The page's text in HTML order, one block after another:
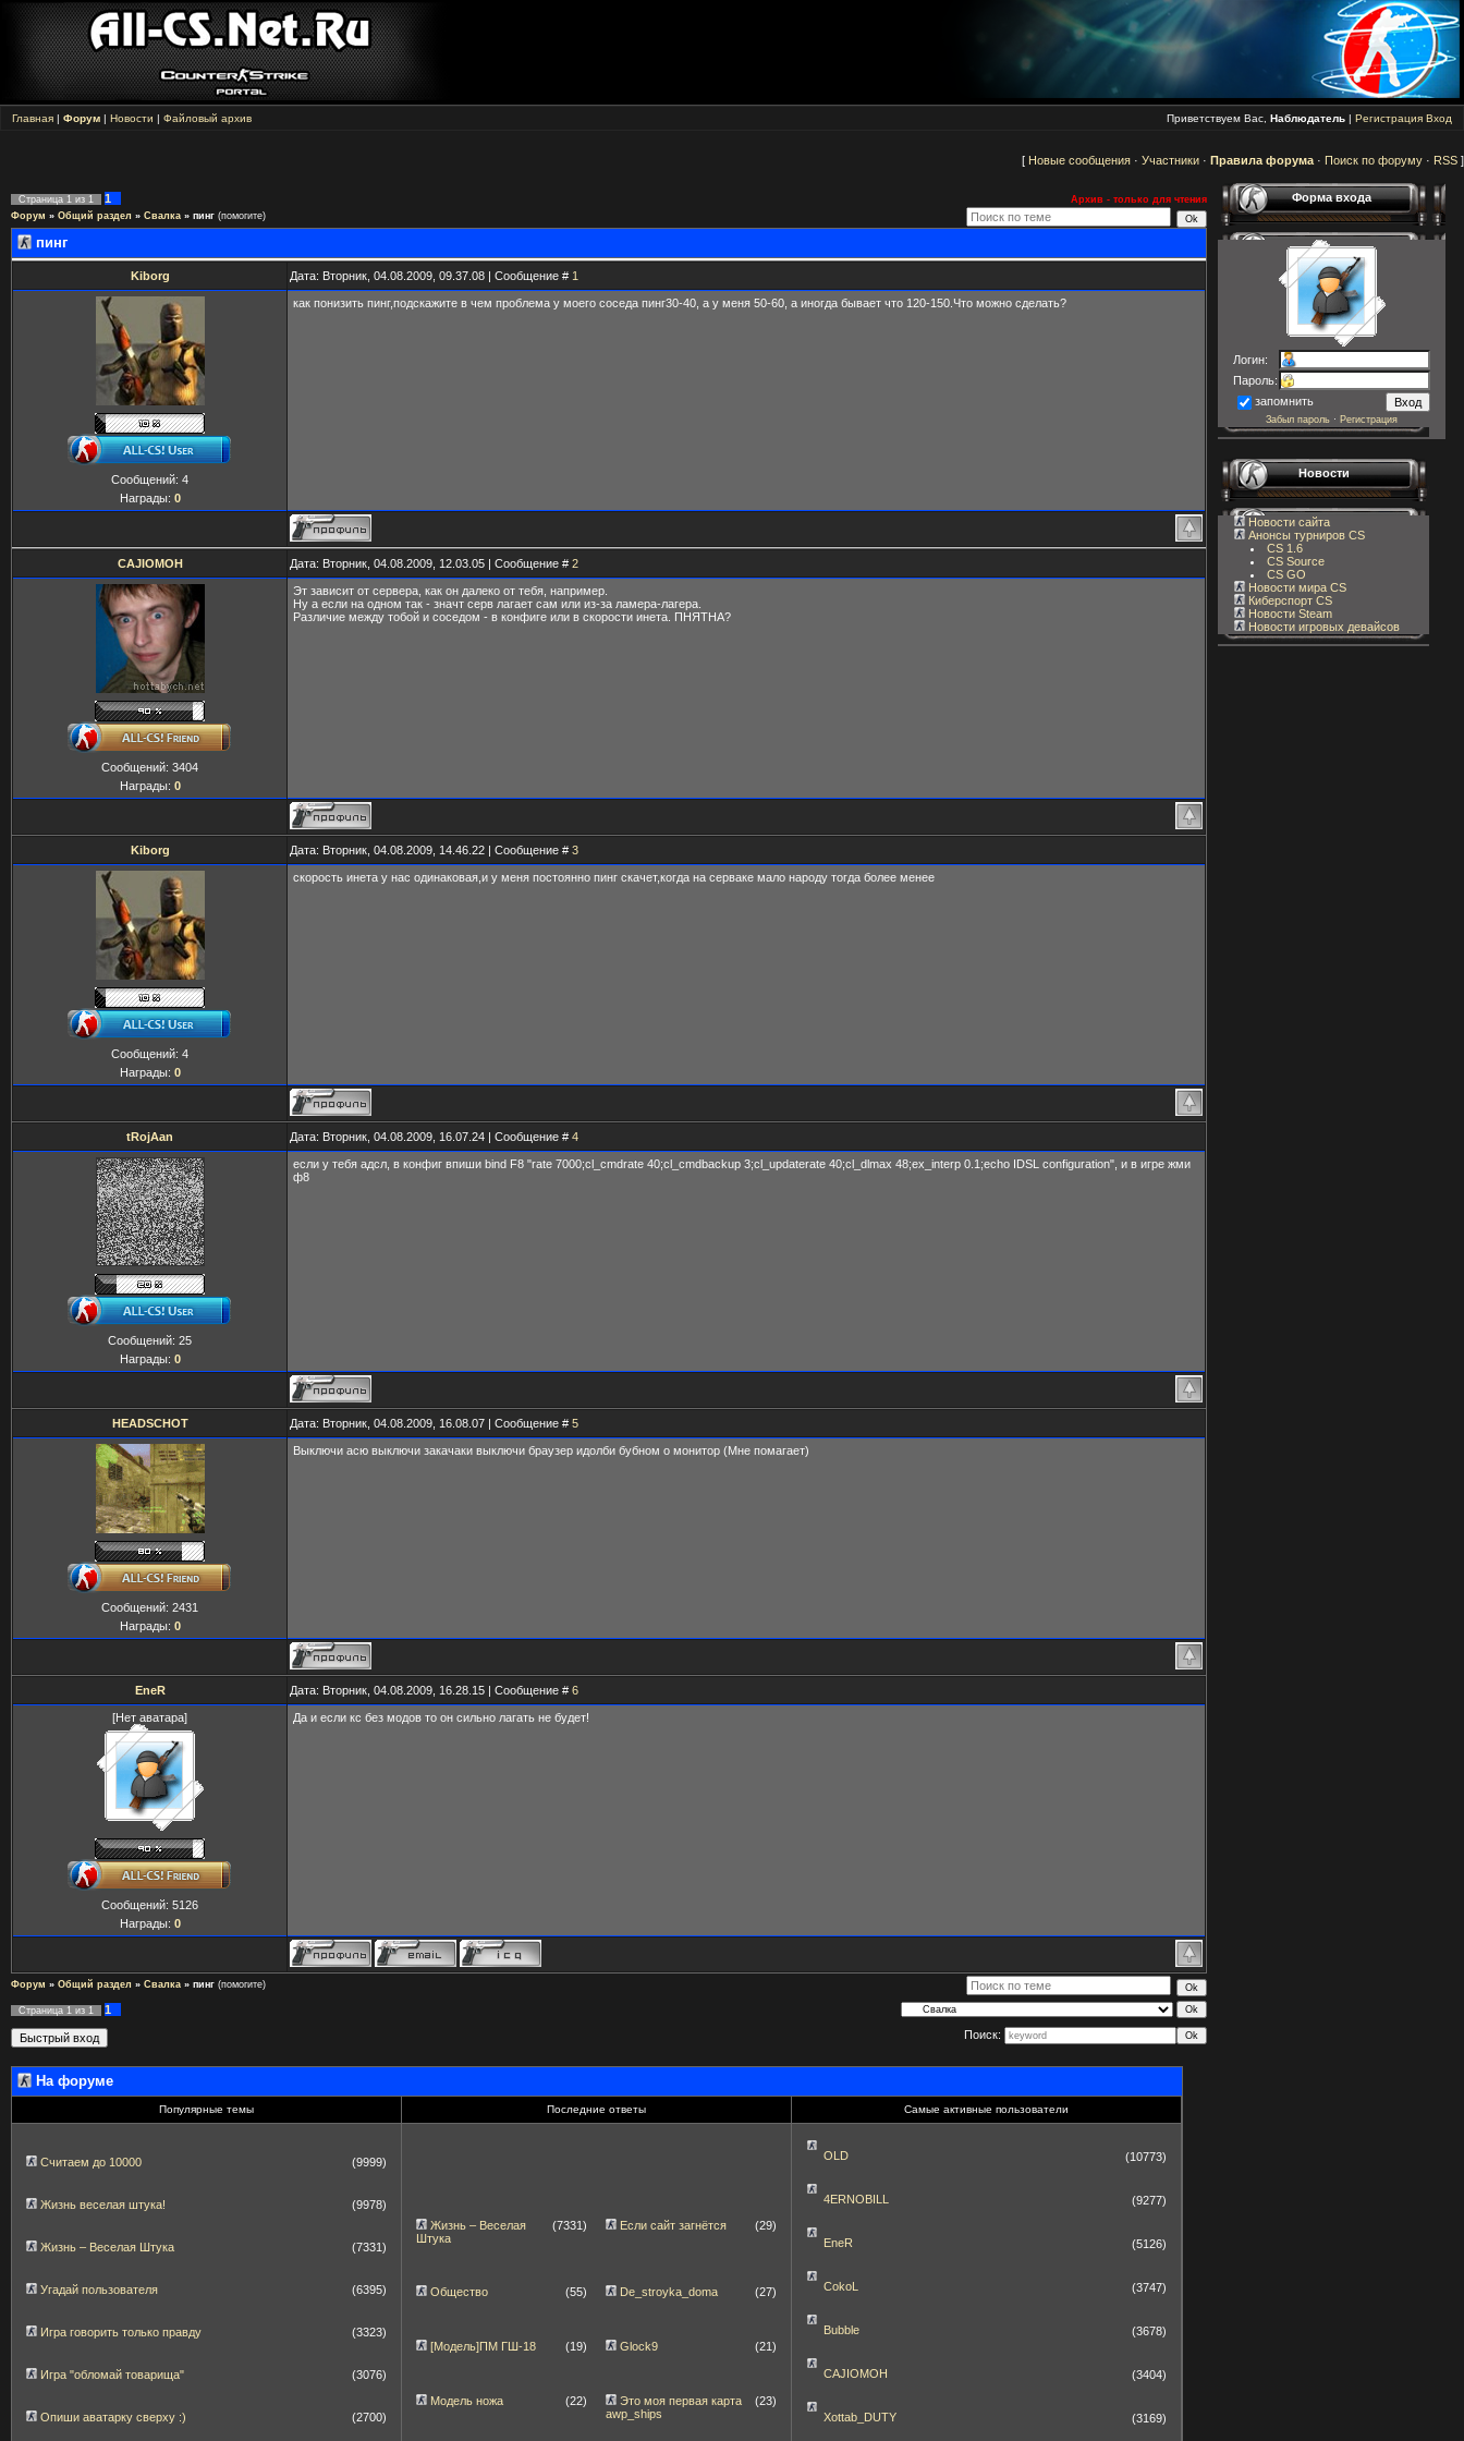
Главная | Форум | Новости | Файловый архив Приветствуем Вас, Наблюдатель | Регистрация Вход
[ Новые сообщения · Участники · Правила форума · Поиск по форуму · RSS ]
Страница 1 из 1 1
Архив - только для чтения
Форум » Общий раздел » Свалка » пинг (помогите)
пинг
Kiborg Дата: Вторник, 04.08.2009, 09.37.08 | Сообщение # 1
Сообщений: 4
Награды: 0
как понизить пинг,подскажите в чем проблема у моего соседа пинг30-40, а у меня 50-60, а иногда бывает что 120-150.Что можно сделать?
CAJIOMOH Дата: Вторник, 04.08.2009, 12.03.05 | Сообщение # 2
Сообщений: 3404
Награды: 0
Эт зависит от сервера, как он далеко от тебя, например.
Ну а если на одном так - значт серв лагает сам или из-за ламера-лагера.
Различие между тобой и соседом - в конфиге или в скорости инета. ПНЯТНА?
Kiborg Дата: Вторник, 04.08.2009, 14.46.22 | Сообщение # 3
Сообщений: 4
Награды: 0
скорость инета у нас одинаковая,и у меня постоянно пинг скачет,когда на серваке мало народу тогда более менее
tRojAan Дата: Вторник, 04.08.2009, 16.07.24 | Сообщение # 4
Сообщений: 25
Награды: 0
если у тебя адсл, в конфиг впиши bind F8 "rate 7000;cl_cmdrate 40;cl_cmdbackup 3;cl_updaterate 40;cl_dlmax 48;ex_interp 0.1;echo IDSL configuration", и в игре жми
ф8
HEADSCHOT Дата: Вторник, 04.08.2009, 16.08.07 | Сообщение # 5
Сообщений: 2431
Награды: 0
Выключи асю выключи закачаки выключи браузер идолби бубном о монитор (Мне помагает)
EneR Дата: Вторник, 04.08.2009, 16.28.15 | Сообщение # 6
[Нет аватара]
Сообщений: 5126
Награды: 0
Да и если кс без модов то он сильно лагать не будет!
Форум » Общий раздел » Свалка » пинг (помогите)
Страница 1 из 1
1
Поиск:
На форуме
Популярные темы Последние ответы Самые активные пользователи
Считаем до 10000 (9999)
Жизнь веселая штука! (9978)
Жизнь – Веселая Штука (7331)
Угадай пользователя (6395)
Игра говорить только правду (3323)
Игра "обломай товарища" (3076)
Опиши аватарку сверху :) (2700)
Жизнь – Веселая
Штука
(7331) Если сайт загнётся (29)
Общество (55) De_stroyka_doma (27)
[Модель]ПМ ГШ-18 (19) Glock9 (21)
Модель ножа (22)
Это моя первая карта
awp_ships
(23)
OLD (10773)
4ERNOBILL (9277)
EneR (5126)
CokoL (3747)
Bubble (3678)
CAJIOMOH (3404)
Xottab_DUTY (3169)
Форма входа
Логин:
Пароль:
запомнить
Забыл пароль · Регистрация
Новости
Новости сайта
Анонсы турниров CS
CS 1.6
CS Source
CS GO
Новости мира CS
Киберспорт CS
Новости Steam
Новости игровых девайсов